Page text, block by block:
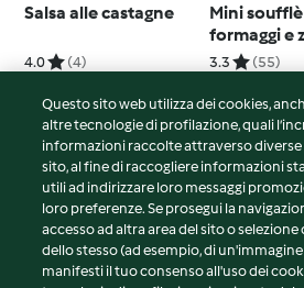
Salsa alle castagne
4.0 (4)
Mini
formaggi e
(senza
3.3 (55)
© Copyright 2026
Termini del servizio
Informativa sulla privacy
Avvertenze generali
Questo sito web utilizza dei cookies,
altre tecnologie di profilazione, quali
informazioni raccolte attraverso
sito, al fine di raccogliere informazioni
utili ad indirizzare loro messaggi
loro preferenze. Se prosegui la
accesso ad altra area del sito o
dello stesso (ad esempio, di
manifesti il tuo consenso all'uso dei